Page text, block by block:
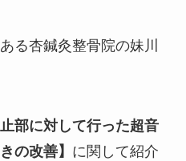
る杏鍼灸整骨院の妹川
部に対して行った超音
の改善】 に関して紹介